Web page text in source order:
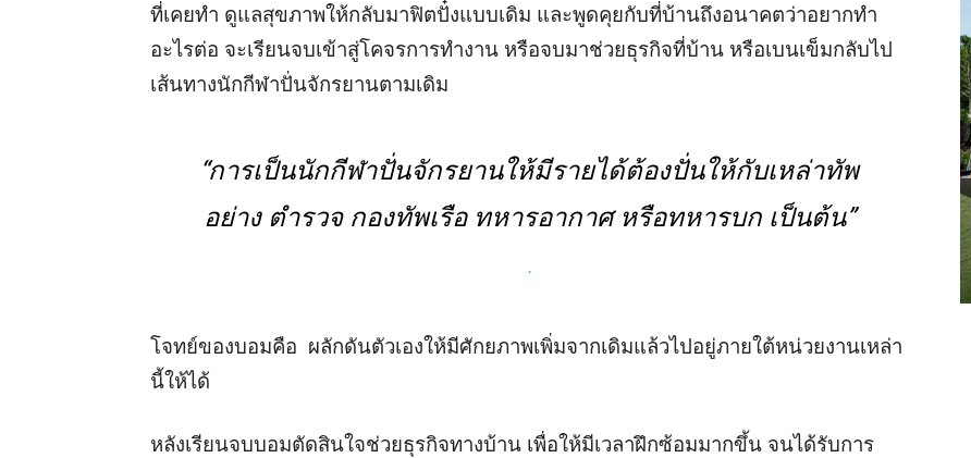
ที่เคยทำ ดูแลสุขภาพให้กลับมาฟิตปั๋งแบบเดิม และพูดคุยกับที่บ้านถึงอนาคตว่าอยากทำ
อะไรต่อ จะเรียนจบเข้าสู่โคจรการทำงาน หรือจบมาช่วยธุรกิจที่บ้าน หรือเบนเข็มกลับไป
เส้นทางนักกีฬาปั่นจักรยานตามเดิม
“การเป็นนักกีฬาปั่นจักรยานให้มีรายได้ต้องปั่นให้กับเหล่าทัพ
อย่าง ตำรวจ กองทัพเรือ ทหารอากาศ หรือทหารบก เป็นต้น”
.
โจทย์ของบอมคือ ผลักดันตัวเองให้มีศักยภาพเพิ่มจากเดิมแล้วไปอยู่ภายใต้หน่วยงานเหล่า
นี้ให้ได้
หลังเรียนจบบอมตัดสินใจช่วยธุรกิจทางบ้าน เพื่อให้มีเวลาฝึกซ้อมมากขึ้น จนได้รับการ